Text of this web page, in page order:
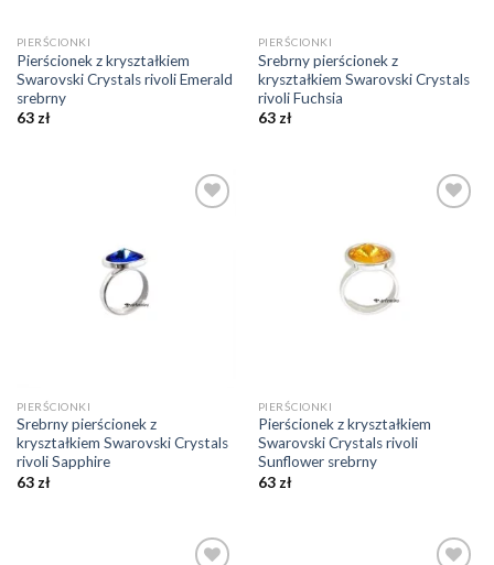
PIERŚCIONKI
Pierścionek z kryształkiem
Swarovski Crystals rivoli Emerald
srebrny
63 zł
PIERŚCIONKI
Srebrny pierścionek z
kryształkiem Swarovski Crystals
rivoli Fuchsia
63 zł
PIERŚCIONKI
Srebrny pierścionek z
kryształkiem Swarovski Crystals
rivoli Sapphire
63 zł
PIERŚCIONKI
Pierścionek z kryształkiem
Swarovski Crystals rivoli
Sunflower srebrny
63 zł